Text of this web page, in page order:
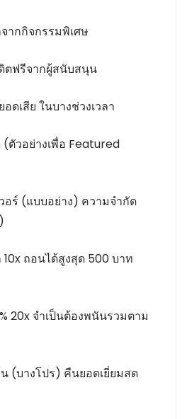
ากกิจกรรมพิเศษ
ตฟรีจากผู้สนับสนุน
เสีย ในบางช่วงเวลา
(ตัวอย่างเพื่อ Featured
อร์ (แบบอย่าง) ความจำกัด
ถอนได้สูงสุด 500 บาท
20x จำเป็นต้องพนันรวมตาม
(บางโปร) คืนยอดเยี่ยมสด